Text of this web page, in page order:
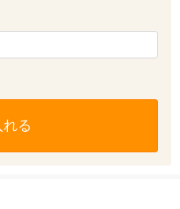
る